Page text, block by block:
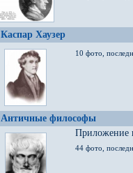
Каспар Хаузер
10 фото,
Античные философы
Приложение
44 фото,